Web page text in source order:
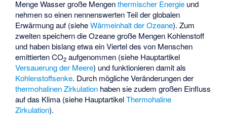
Menge Wasser große Mengenthermischer Energie und
nehmen so einen nennenswerten Teil der globalen
Erwärmung auf (sieheWärmeinhalt der Ozeane). Zum
zweiten speichern die Ozeane große Mengen Kohlenstoff
und haben bislang etwa ein Viertel des von Menschen
emittierten CO2 aufgenommen (siehe Hauptartikel
Versauerung der Meere) und funktionieren damit als
Kohlenstoffsenke. Durch mögliche Veränderungen der
thermohalinen Zirkulation haben sie zudem großen Einfluss
auf das Klima (siehe HauptartikelThermohaline
Zirkulation).